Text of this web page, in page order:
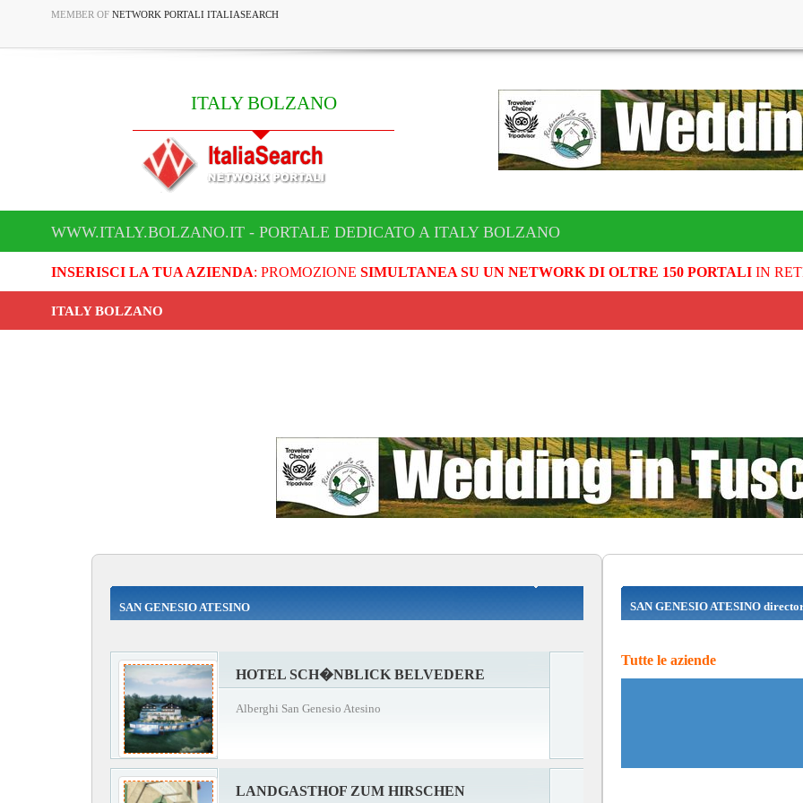
MEMBER OF NETWORK PORTALI ITALIASEARCH
ITALY BOLZANO
WWW.ITALY.BOLZANO.IT - PORTALE DEDICATO A ITALY BOLZANO
INSERISCI LA TUA AZIENDA: PROMOZIONE SIMULTANEA SU UN NETWORK DI OLTRE 150 PORTALIIN
ITALY BOLZANO
SAN GENESIO ATESINO
HOTEL SCH�NBLICK BELVEDERE
Alberghi San Genesio Atesino
LANDGASTHOF ZUM HIRSCHEN
SAN GENESIO ATESINO
Tutte le aziende